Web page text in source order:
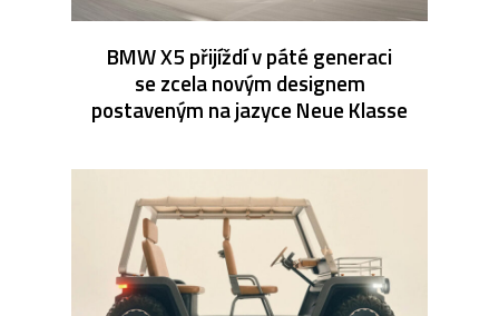
BMW X5 přijíždí v páté generaci
se zcela novým designem
postaveným na jazyce Neue Klasse